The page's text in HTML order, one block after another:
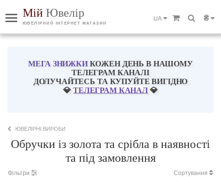
Мій Ювелір
ЮВЕЛІРНИЙ ІНТЕРНЕТ МАГАЗИН
₴
UA
МЕГА ЗНИЖКИКОЖЕН ДЕНЬ В НАШОМУ
ТЕЛЕГРАМ КАНАЛІ
ДОЛУЧАЙТЕСЬ ТА КУПУЙТЕ ВИГІДНО
💎ТЕЛЕГРАМ КАНАЛ 💎
ЮВЕЛІРНІ ВИРОБИ
Обручки із золота та срібла в наявності
та під замовлення
Фільтри Сортування